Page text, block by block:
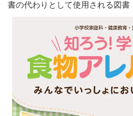
書の代わりとして使用される図書